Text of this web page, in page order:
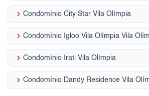
keyboard_arrow_right Condomínio City Star Vila Olímpia
keyboard_arrow_right Condomínio Igloo Vila Olímpia Vila
keyboard_arrow_right Condomínio Irati Vila Olímpia
keyboard_arrow_right Condomínio Dandy Residence Vila